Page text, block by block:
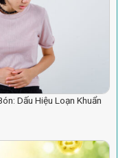
Dấu Hiệu Loạn Khuẩn